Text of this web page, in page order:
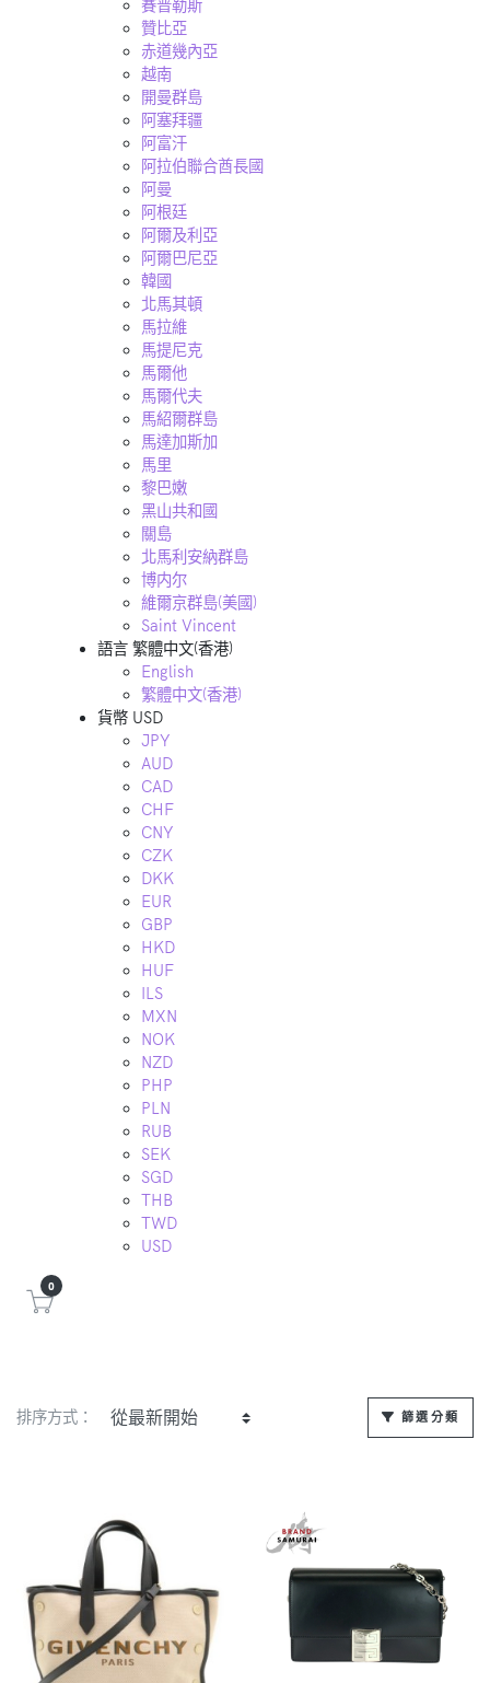
賽普勒斯
贊比亞
赤道幾內亞
越南
開曼群島
阿塞拜疆
阿富汗
阿拉伯聯合酋長國
阿曼
阿根廷
阿爾及利亞
阿爾巴尼亞
韓國
北馬其頓
馬拉維
馬提尼克
馬爾他
馬爾代夫
馬紹爾群島
馬達加斯加
馬里
黎巴嫩
黑山共和國
關島
北馬利安納群島
博内尔
維爾京群島(美國)
Saint Vincent
語言 繁體中文(香港)
English
繁體中文(香港)
貨幣 USD
JPY
AUD
CAD
CHF
CNY
CZK
DKK
EUR
GBP
HKD
HUF
ILS
MXN
NOK
NZD
PHP
PLN
RUB
SEK
SGD
THB
TWD
USD
0
排序方式： 篩選分類